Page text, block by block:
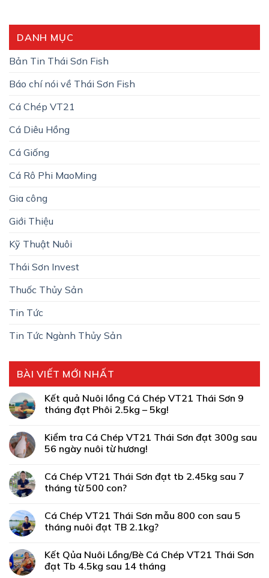
DANH MỤC
Bản Tin Thái Sơn Fish
Báo chí nói về Thái Sơn Fish
Cá Chép VT21
Cá Diêu Hồng
Cá Giống
Cá Rô Phi MaoMing
Gia công
Giới Thiệu
Kỹ Thuật Nuôi
Thái Sơn Invest
Thuốc Thủy Sản
Tin Tức
Tin Tức Ngành Thủy Sản
BÀI VIẾT MỚI NHẤT
Kết quả Nuôi lồng Cá Chép VT21 Thái Sơn 9
tháng đạt Phôi 2.5kg – 5kg!
Kiểm tra Cá Chép VT21 Thái Sơn đạt 300g sau
56 ngày nuôi từ hương!
Cá Chép VT21 Thái Sơn đạt tb 2.45kg sau 7
tháng từ 500 con?
Cá Chép VT21 Thái Sơn mẫu 800 con sau 5
tháng nuôi đạt TB 2.1kg?
Kết Qủa Nuôi Lồng/Bè Cá Chép VT21 Thái Sơn
đạt Tb 4.5kg sau 14 tháng